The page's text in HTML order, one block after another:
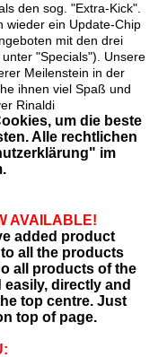
den sog. "Extra-Kick".
wieder ein Update-Chip
mit den drei
"Specials"). Unsere
Meilenstein in der
ihnen viel Spaß und
Rinaldi
um die beste
Alle rechtlichen
im
AVAILABLE!
added product
all the products
all products of the
directly and
top centre. Just
top of page.